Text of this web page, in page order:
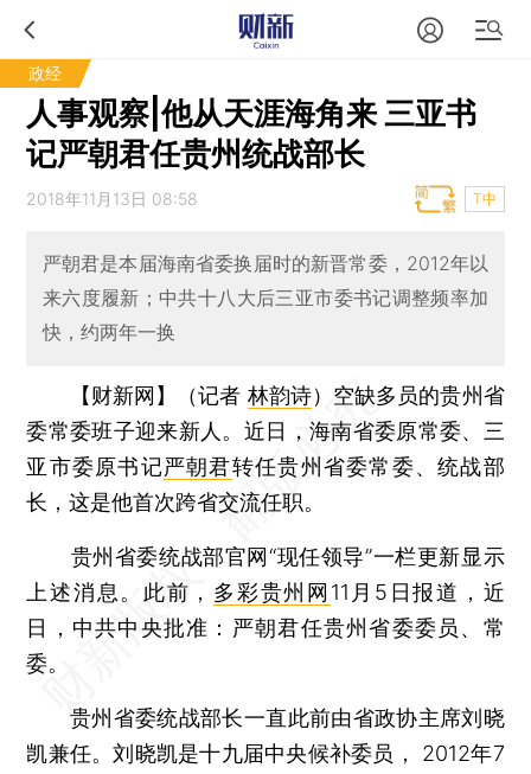
政经
人事观察|他从天涯海角来 三亚书
记严朝君任贵州统战部长
2018年11月13日 08:58 T中
严朝君是本届海南省委换届时的新晋常委，2012年以
来六度履新；中共十八大后三亚市委书记调整频率加
快，约两年一换
【财新网】（记者 林韵诗） 空缺多员的贵州省
委常委班子迎来新人。近日，海南省委原常委、三
亚市委原书记严朝君转任贵州省委常委、统战部
长，这是他首次跨省交流任职。
贵州省委统战部官网“现任领导”一栏更新显示
上述消息。此前， 多彩贵州网 11月5日报道，近
日，中共中央批准：严朝君任贵州省委委员、常
委。
贵州省委统战部长一直此前由省政协主席刘晓
凯兼任。刘晓凯是十九届中央候补委员， 2012年7